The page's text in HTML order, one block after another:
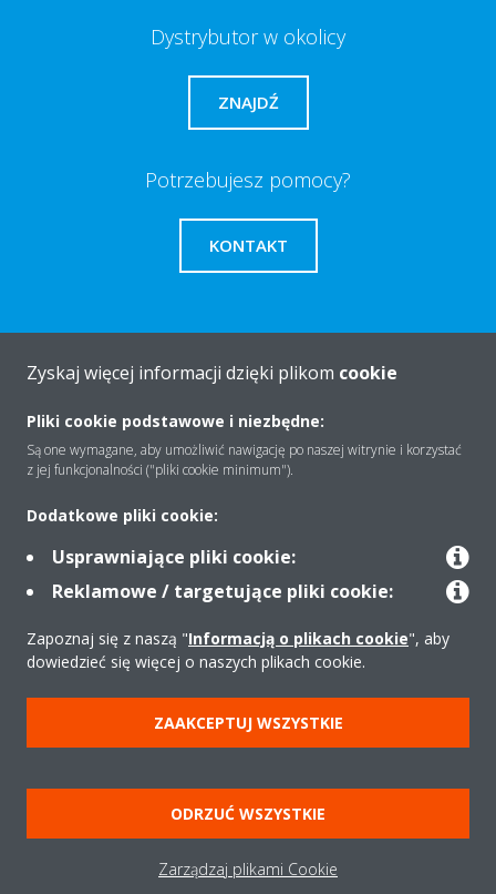
Dystrybutor w okolicy
ZNAJDŹ
Potrzebujesz pomocy?
KONTAKT
O firmie
Rozwiązania
Kontakt
Produkty
Copyright © Daikin
Zastrzeżenia prawne
Cookies
Polityka Ochrony Danych
Etyka korporacyjna
Strategia podatkowa
Pompy ciepła
Oczyszczacze powietrza
Zyskaj więcej informacji dzięki plikom cookie
Pliki cookie podstawowe i niezbędne:
Są one wymagane, aby umożliwić nawigację po naszej witrynie i korzystać
z jej funkcjonalności ("pliki cookie minimum").
Dodatkowe pliki cookie:
Usprawniające pliki cookie:
Reklamowe / targetujące pliki cookie:
Zapoznaj się z naszą "Informacją o plikach cookie", aby
dowiedzieć się więcej o naszych plikach cookie.
ZAAKCEPTUJ WSZYSTKIE
ODRZUĆ WSZYSTKIE
Zarządzaj plikami Cookie